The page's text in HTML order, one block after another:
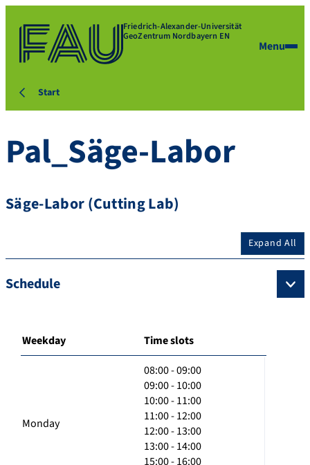
Friedrich-Alexander-Universität
GeoZentrum Nordbayern EN
Menu
Start
Pal_Säge-Labor
Säge-Labor (Cutting Lab)
Expand All
Schedule
Weekday Time slots
Monday
08:00 - 09:00
09:00 - 10:00
10:00 - 11:00
11:00 - 12:00
12:00 - 13:00
13:00 - 14:00
15:00 - 16:00